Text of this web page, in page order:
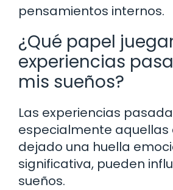
pensamientos internos.
¿Qué papel
experiencias
mis sueños?
Las experiencias
especialmente aquellas
dejado una huella
significativa, pueden
sueños.